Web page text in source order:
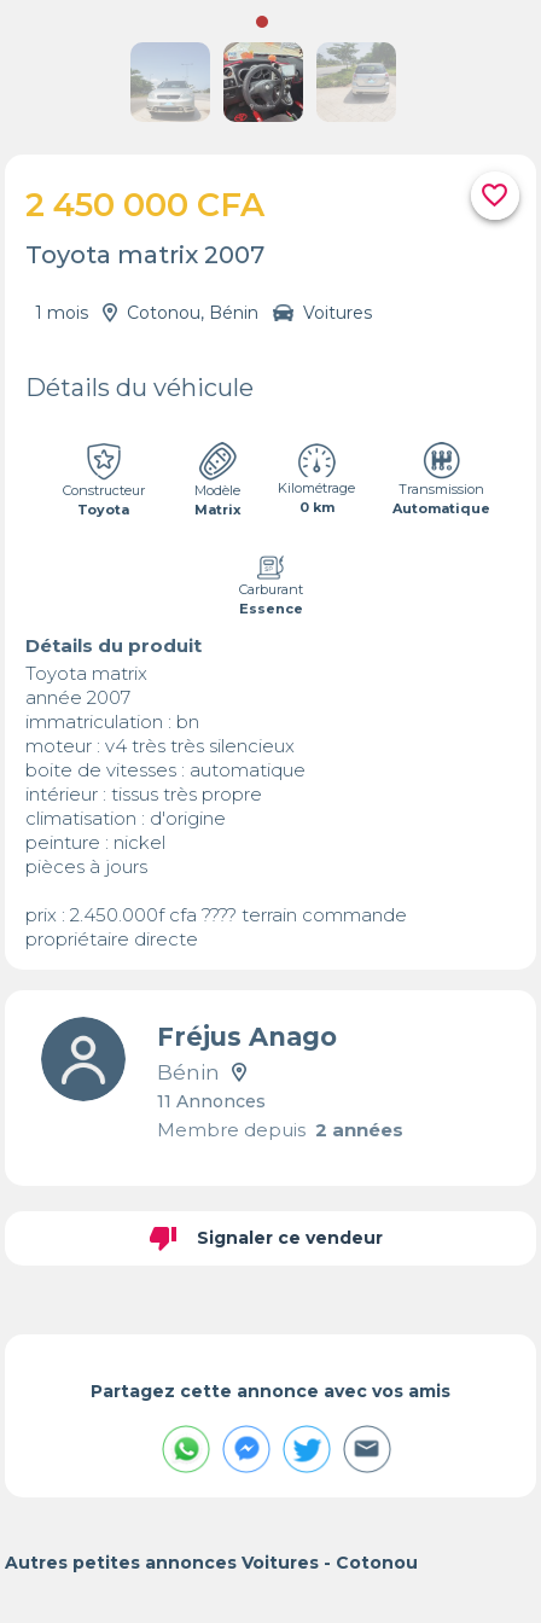
favorite_border
2 450 000 CFA
Toyota matrix 2007
1 mois Cotonou, Bénin Voitures
Détails du véhicule
Constructeur
Toyota
Modèle
Matrix
Kilométrage
0 km
Transmission
Automatique
Carburant
Essence
Détails du produit
Toyota matrix
année 2007
immatriculation : bn
moteur : v4 très très silencieux
boite de vitesses : automatique
intérieur : tissus très propre
climatisation : d'origine
peinture : nickel
pièces à jours
prix : 2.450.000f cfa ???? terrain commande
propriétaire directe
Fréjus Anago
Bénin
11 Annonces
Membre depuis2 années
thumb_down Signaler ce vendeur
Partagez cette annonce avec vos amis
Autres petites annonces Voitures - Cotonou